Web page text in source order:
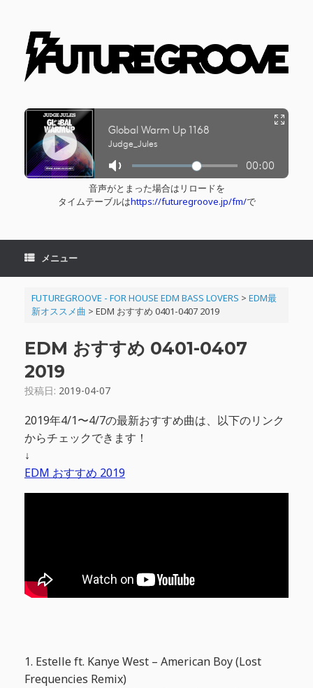
音声がとまった場合はリロードを
タイムテーブルはhttps://futuregroove.jp/fm/で
メニュー
FUTUREGROOVE - FOR HOUSE EDM BASS LOVERS > EDM最
新オススメ曲 > EDM おすすめ 0401-0407 2019
EDM おすすめ 0401-0407
2019
投稿日: 2019-04-07
2019年4/1〜4/7の最新おすすめ曲は、以下のリンク
からチェックできます！
↓
EDM おすすめ 2019
1. Estelle ft. Kanye West – American Boy (Lost
Frequencies Remix)